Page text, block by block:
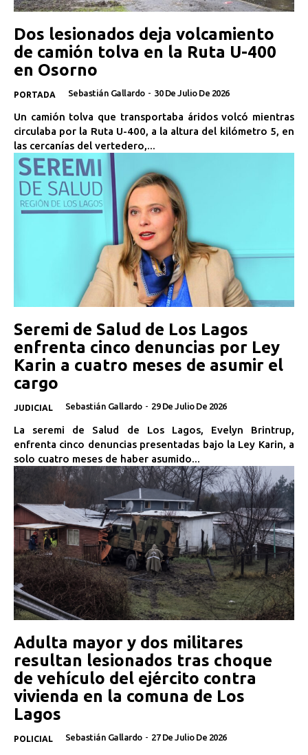
Dos lesionados deja volcamiento
de camión tolva en la Ruta U-400
en Osorno
PORTADA Sebastián Gallardo - 30 De Julio De 2026
Un camión tolva que transportaba áridos volcó mientras
circulaba por la Ruta U-400, a la altura del kilómetro 5, en
las cercanías del vertedero,...
Seremi de Salud de Los Lagos
enfrenta cinco denuncias por Ley
Karin a cuatro meses de asumir el
cargo
JUDICIAL Sebastián Gallardo - 29 De Julio De 2026
La seremi de Salud de Los Lagos, Evelyn Brintrup,
enfrenta cinco denuncias presentadas bajo la Ley Karin, a
solo cuatro meses de haber asumido...
Adulta mayor y dos militares
resultan lesionados tras choque
de vehículo del ejército contra
vivienda en la comuna de Los
Lagos
POLICIAL Sebastián Gallardo - 27 De Julio De 2026